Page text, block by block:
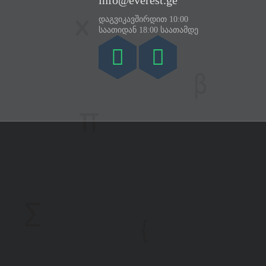
დაგვიკავშირდით 10:00
საათიდან 18:00 საათამდე